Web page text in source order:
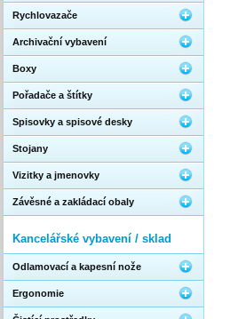
Rychlovazače
Archivační vybavení
Boxy
Pořadače a štítky
Spisovky a spisové desky
Stojany
Vizitky a jmenovky
Závěsné a zakládací obaly
Kancelářské vybavení / sklad
Odlamovací a kapesní nože
Ergonomie